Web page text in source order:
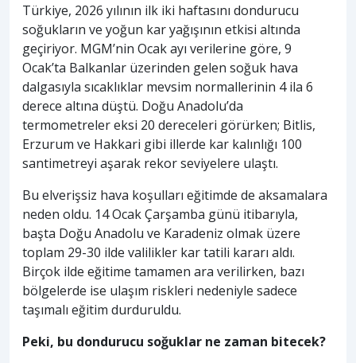
Türkiye, 2026 yılının ilk iki haftasını dondurucu
soğukların ve yoğun kar yağışının etkisi altında
geçiriyor. MGM’nin Ocak ayı verilerine göre, 9
Ocak’ta Balkanlar üzerinden gelen soğuk hava
dalgasıyla sıcaklıklar mevsim normallerinin 4 ila 6
derece altına düştü. Doğu Anadolu’da
termometreler eksi 20 dereceleri görürken; Bitlis,
Erzurum ve Hakkari gibi illerde kar kalınlığı 100
santimetreyi aşarak rekor seviyelere ulaştı.
Bu elverişsiz hava koşulları eğitimde de aksamalara
neden oldu. 14 Ocak Çarşamba günü itibarıyla,
başta Doğu Anadolu ve Karadeniz olmak üzere
toplam 29-30 ilde valilikler kar tatili kararı aldı.
Birçok ilde eğitime tamamen ara verilirken, bazı
bölgelerde ise ulaşım riskleri nedeniyle sadece
taşımalı eğitim durduruldu.
Peki, bu dondurucu soğuklar ne zaman bitecek?